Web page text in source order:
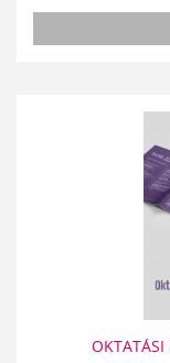
OKTATÁSI